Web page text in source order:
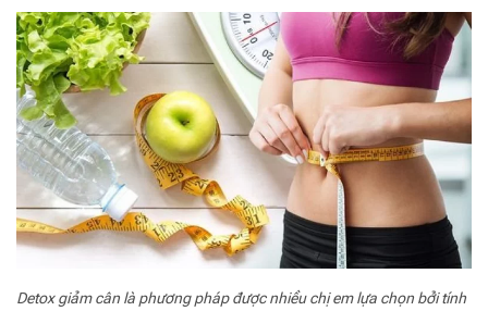
Detox giảm cân là phương pháp được nhiều chị em lựa chọn bởi tính